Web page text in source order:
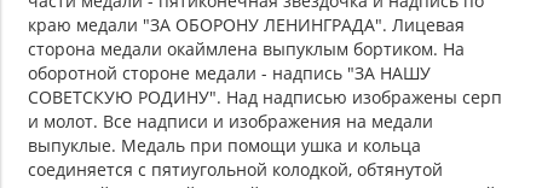
краю медали "ЗА ОБОРОНУ ЛЕНИНГРАДА". Лицевая
сторона медали окаймлена выпуклым бортиком. На
оборотной стороне медали - надпись "ЗА НАШУ
СОВЕТСКУЮ РОДИНУ". Над надписью изображены серп
и молот. Все надписи и изображения на медали
выпуклые. Медаль при помощи ушка и кольца
соединяется с пятиугольной колодкой, обтянутой